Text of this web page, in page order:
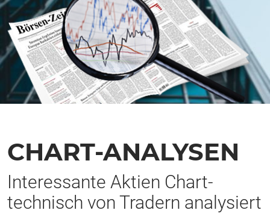
CHART-ANALYSEN
Interessante Aktien Chart-
technisch von Tradern analysiert